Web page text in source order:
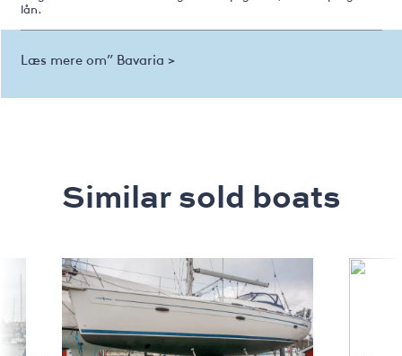
lån.
Læs mere om” Bavaria >
Similar sold boats